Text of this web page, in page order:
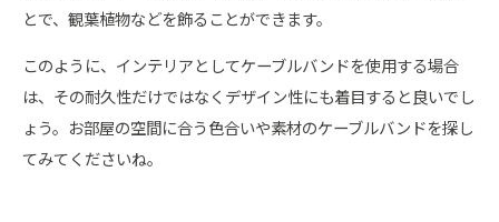
とで、観葉植物などを飾ることができます。
このように、インテリアとしてケーブルバンドを使用する場合
は、その耐久性だけではなくデザイン性にも着目すると良いでし
ょう。お部屋の空間に合う色合いや素材のケーブルバンドを探し
てみてくださいね。